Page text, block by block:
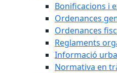
Bonificacions i
Ordenances
Ordenances
Reglaments
Informació
Normativa en